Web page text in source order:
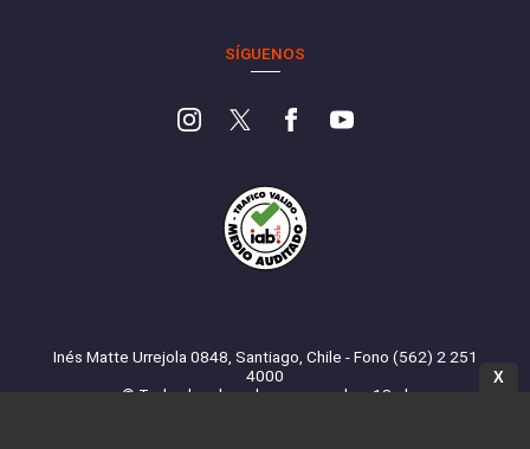
SÍGUENOS
Inés Matte Urrejola 0848, Santiago, Chile - Fono (562) 2 251
4000
© Todos los derechos reservados. 13.cl
X